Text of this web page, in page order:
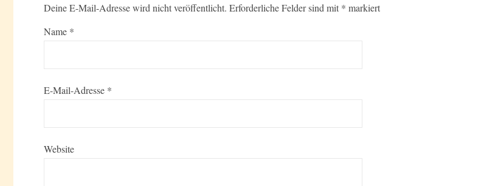
Deine E-Mail-Adresse wird nicht veröffentlicht. Erforderliche Felder sind mit * markiert
Name *
E-Mail-Adresse *
Website